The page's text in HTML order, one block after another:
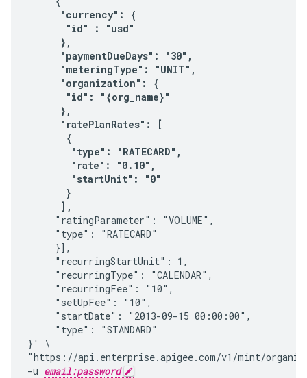
      "currency": {
       "id" : "usd"
      },
      "paymentDueDays": "30",
      "meteringType": "UNIT",
      "organization": {
       "id": "{org_name}"
      },
      "ratePlanRates": [
       {
        "type": "RATECARD",
        "rate": "0.10",
        "startUnit": "0"
       }
      ],
     "ratingParameter": "VOLUME",
     "type": "RATECARD"
     }],
     "recurringStartUnit": 1,
     "recurringType": "CALENDAR",
     "recurringFee": "10",
     "setUpFee": "10",
     "startDate": "2013-09-15 00:00:00",
     "type": "STANDARD"
}' \
"https://api.enterprise.apigee.com/v1/mint/
-u email:password